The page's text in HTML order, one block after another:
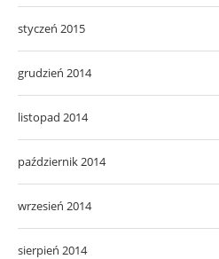
styczeń 2015
grudzień 2014
listopad 2014
październik 2014
wrzesień 2014
sierpień 2014